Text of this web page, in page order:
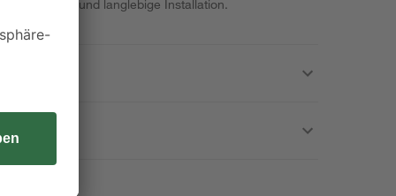
eine sichere und langlebige Installation.